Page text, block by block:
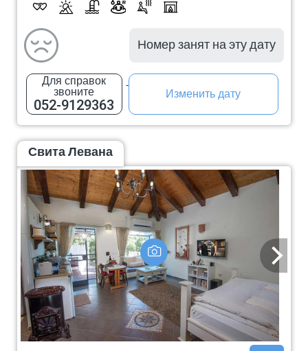
Номер занят на эту дату
Для справок
звоните
052-9129363
Изменить дату
Свита Левана